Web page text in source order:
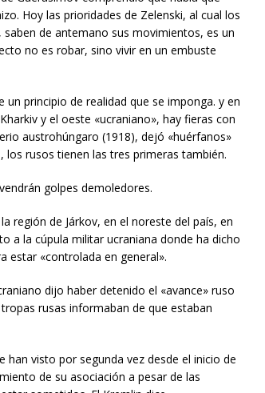
Hoy las prioridades de Zelenski, al cual los
de antemano sus movimientos, es un
no es robar, sino vivir en un embuste
principio de realidad que se imponga. y en
y el oeste «ucraniano», hay fieras con
austrohúngaro (1918), dejó «huérfanos»
rusos tienen las tres primeras también.
golpes demoledores.
región de Járkov, en el noreste del país, en
a la cúpula militar ucraniana donde ha dicho
estar «controlada en general».
dijo haber detenido el «avance» ruso
rusas informaban de que estaban
han visto por segunda vez desde el inicio de
de su asociación a pesar de las